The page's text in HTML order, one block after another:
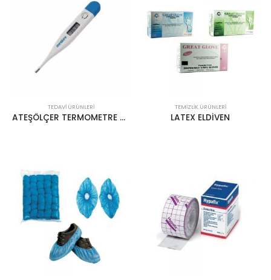
TEDAVI ÜRÜNLERI
ATEŞÖLÇER TERMOMETRE MC-101
TEMIZLIK ÜRÜNLERI
LATEX ELDİVEN